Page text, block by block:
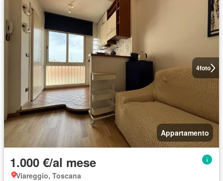
4foto
Appartamento
1.000 €/al mese
Viareggio, Toscana